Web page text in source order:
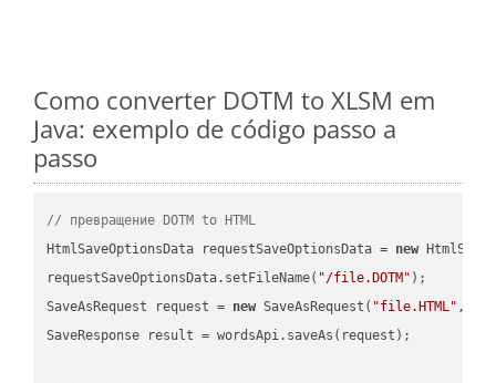
Como converter DOTM to XLSM em
Java: exemplo de código passo a
passo
// превращение DOTM to HTML
HtmlSaveOptionsData requestSaveOptionsData = new
requestSaveOptionsData.setFileName( "/file.DOTM" );
SaveAsRequest request = new SaveAsRequest( "file.HTML"
SaveResponse result = wordsApi.saveAs(request);